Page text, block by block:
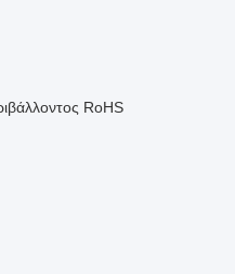
RoHS